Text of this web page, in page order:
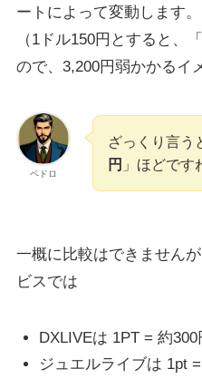
ートによって変動します。
（1ドル150円とすると、「
ので、3,200円弱かかるイ
ペドロ
ざっくり言う
円 」ほどです
一概に比較はできません
ビスでは
DXLIVEは 1PT = 約300
ジュエルライブは 1pt